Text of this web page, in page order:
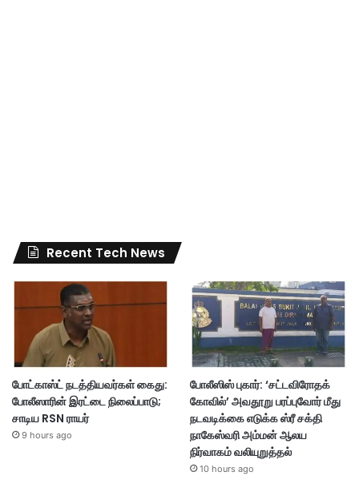
Recent Tech News
போட்காஸ்ட் நடத்தியவர்கள் கைது:
போலீஸாரின் இரட்டை நிலைப்பாடு;
சாடிய RSN ராயர்
9 hours ago
போலீஸிஸ் புகார்: ‘சட்டவிரோதக்
கோவில்’ அவதூறு பரப்புவோர் மீது
நடவடிக்கை எடுக்க ஸ்ரீ சக்தி
நாகேஸ்வரி அம்மன் ஆலய
நிர்வாகம் வலியுறுத்தல்
10 hours ago